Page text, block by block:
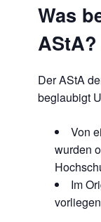
Was
AStA?
Der AStA
beglaubigt
Von
wurden
Im